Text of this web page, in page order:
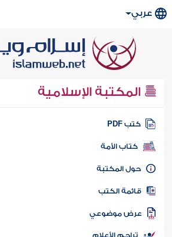
عربي
المكتبة الإسلامية
كتب PDF
كتاب الأمة
المكتبة
الكتب